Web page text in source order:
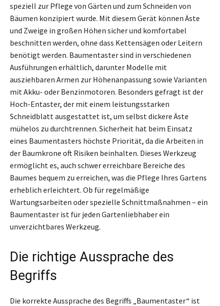
speziell zur Pflege von Gärten und zum Schneiden von
Bäumen konzipiert wurde. Mit diesem Gerät können Äste
und Zweige in großen Höhen sicher und komfortabel
beschnitten werden, ohne dass Kettensägen oder Leitern
benötigt werden. Baumentaster sind in verschiedenen
Ausführungen erhältlich, darunter Modelle mit
ausziehbaren Armen zur Höhenanpassung sowie Varianten
mit Akku- oder Benzinmotoren. Besonders gefragt ist der
Hoch-Entaster, der mit einem leistungsstarken
Schneidblatt ausgestattet ist, um selbst dickere Äste
mühelos zu durchtrennen. Sicherheit hat beim Einsatz
eines Baumentasters höchste Priorität, da die Arbeiten in
der Baumkrone oft Risiken beinhalten. Dieses Werkzeug
ermöglicht es, auch schwer erreichbare Bereiche des
Baumes bequem zu erreichen, was die Pflege Ihres Gartens
erheblich erleichtert. Ob für regelmäßige
Wartungsarbeiten oder spezielle Schnittmaßnahmen – ein
Baumentaster ist für jeden Gartenliebhaber ein
unverzichtbares Werkzeug.
Die richtige Aussprache des
Begriffs
Die korrekte Aussprache des Begriffs „Baumentaster“ ist